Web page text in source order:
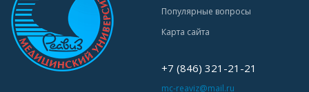
Популярные вопросы
Карта сайта
+7 (846) 321-21-21
mc-reaviz@mail.ru